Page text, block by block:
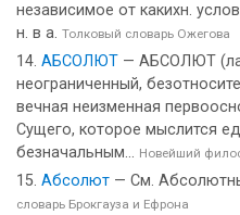
независимое от какихн.
н. в а. Толковый словарь Ожегова
АБСОЛЮТ — АБСОЛЮТ
неограниченный,
вечная неизменная
Сущего, которое мыслится
безначальным... Новейший
Абсолют — См.
словарь Брокгауза и Ефрона